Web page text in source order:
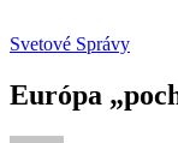
Svetové Správy
Európa